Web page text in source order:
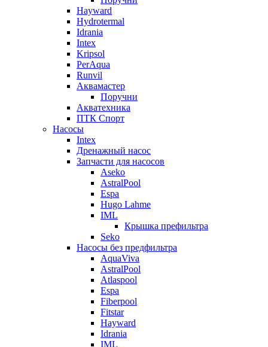
Hayward
Hydrotermal
Idrania
Intex
Kripsol
PerAqua
Runvil
Аквамастер
Поручни
Акватехника
ПТК Спорт
Насосы
Intex
Дренажный насос
Запчасти для насосов
Aseko
AstralPool
Espa
Hugo Lahme
IML
Крышка префильтра
Seko
Насосы без предфильтра
AquaViva
AstralPool
Atlaspool
Espa
Fiberpool
Fitstar
Hayward
Idrania
IML